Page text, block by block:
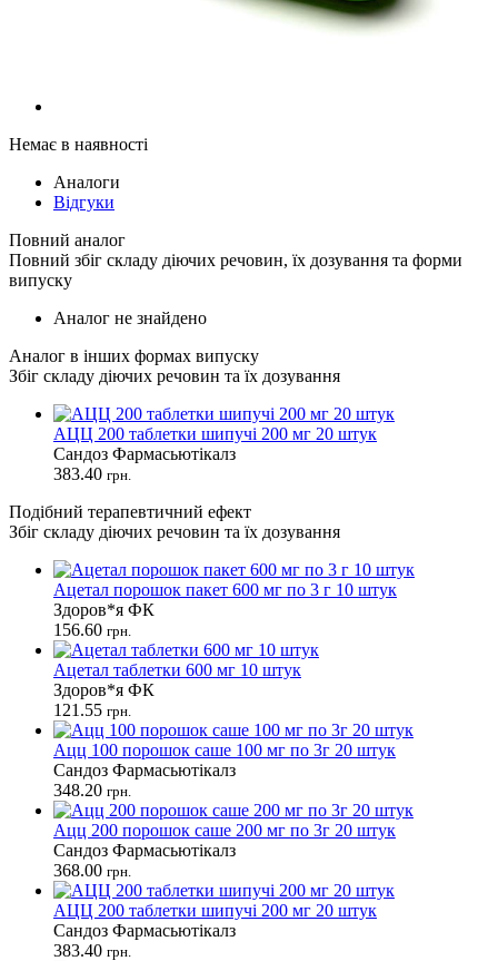
Немає в наявності
Аналоги
Відгуки
Повний аналог
Повний збіг складу діючих речовин, їх дозування та форми
випуску
Аналог не знайдено
Аналог в інших формах випуску
Збіг складу діючих речовин та їх дозування
АЦЦ 200 таблетки шипучі 200 мг 20 штук
Сандоз Фармасьютікалз
383.40 грн.
Подібний терапевтичний ефект
Збіг складу діючих речовин та їх дозування
Ацетал порошок пакет 600 мг по 3 г 10 штук
Здоров*я ФК
156.60 грн.
Ацетал таблетки 600 мг 10 штук
Здоров*я ФК
121.55 грн.
Ацц 100 порошок саше 100 мг по 3г 20 штук
Сандоз Фармасьютікалз
348.20 грн.
Ацц 200 порошок саше 200 мг по 3г 20 штук
Сандоз Фармасьютікалз
368.00 грн.
АЦЦ 200 таблетки шипучі 200 мг 20 штук
Сандоз Фармасьютікалз
383.40 грн.